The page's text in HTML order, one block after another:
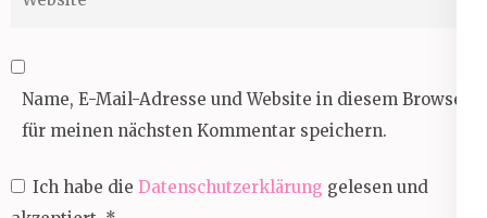
Name, E-Mail-Adresse und Website in diesem Browser
für meinen nächsten Kommentar speichern.
Ich habe die Datenschutzerklärung gelesen und